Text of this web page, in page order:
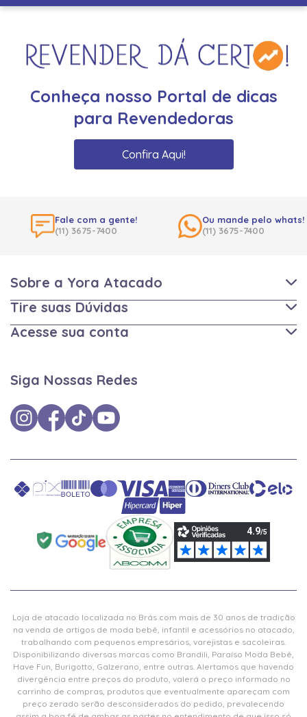
Conheça nosso Portal de dicas
para Revendedoras
Confira Aqui!
Fale com a gente!
(11) 3675-7400
Ou mande pelo whats!
(11) 3675-7400
Sobre a Yora Atacado
Tire suas Dúvidas
Acesse sua conta
Siga Nossas Redes
Loja de atacado localizada no Brás com mais de 30 anos de tradição
na venda de artigos de moda bebê, infantil e acessórios no atacado,
trabalhando com pequenos empresários, varejistas e sacoleiras.
Disponibilizando diversas marcas como Brandili, Paraíso Moda Bebê,
Have Fun, Burigotto, Galzerano, entre outras. Alertamos que havendo
divergência entre preços do produto, valerá o preço informado no
carrinho de compras, produtos que eventualmente apareçam com
preço zerado serão desconsiderados do pedido, prevalecendo